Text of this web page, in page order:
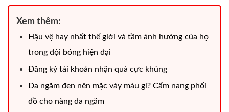
Xem thêm:
Hậu vệ hay nhất thế giới và tầm ảnh hưởng của họ
trong đội bóng hiện đại
Đăng ký tài khoản nhận quà cực khủng
Da ngăm đen nên mặc váy màu gì? Cẩm nang phối
đồ cho nàng da ngăm